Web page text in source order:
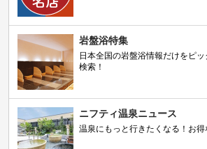
岩盤浴特集
日本全国の岩盤浴情報だけをピ
検索！
ニフティ温泉ニュース
温泉にもっと行きたくなる！お